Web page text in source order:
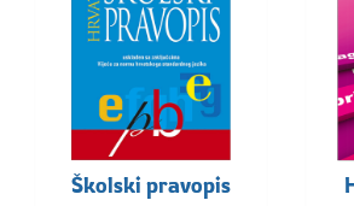
Školski pravopis